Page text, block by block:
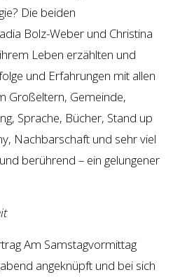
Die beiden
Bolz-Weber und Christina
Leben erzählten und
und Erfahrungen mit allen
Großeltern, Gemeinde,
Sprache, Bücher, Stand up
Nachbarschaft und sehr viel
berührend – ein gelungener
Am Samstagvormittag
angeknüpft und bei sich